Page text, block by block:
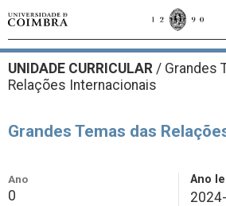
UNIDADE CURRICULAR / Grandes
Relações Internacionais
Grandes Temas das
Ano
0
Ano